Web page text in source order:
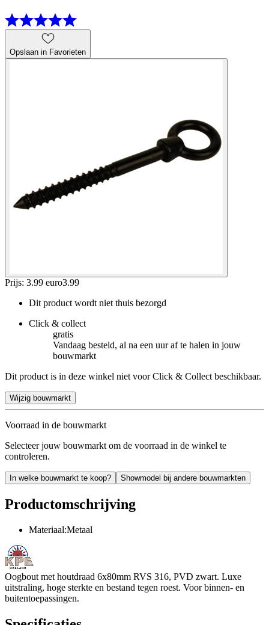
Opslaan in Favorieten
Prijs: 3.99 euro3.99
Dit product wordt niet thuis bezorgd
Click & collect
gratis
Vandaag besteld, al na een uur af te halen in jouw
bouwmarkt
Dit product is in deze winkel niet voor Click & Collect beschikbaar.
Wijzig bouwmarkt
Voorraad in de bouwmarkt
Selecteer jouw bouwmarkt om de voorraad in de winkel te
controleren.
In welke bouwmarkt te koop? Showmodel bij andere bouwmarkten
Productomschrijving
Materiaal:Metaal
Oogbout met houtdraad 6x80mm RVS 316, PVD zwart. Luxe
uitstraling, hoge sterkte en bestand tegen roest. Voor binnen- en
buitentoepassingen.